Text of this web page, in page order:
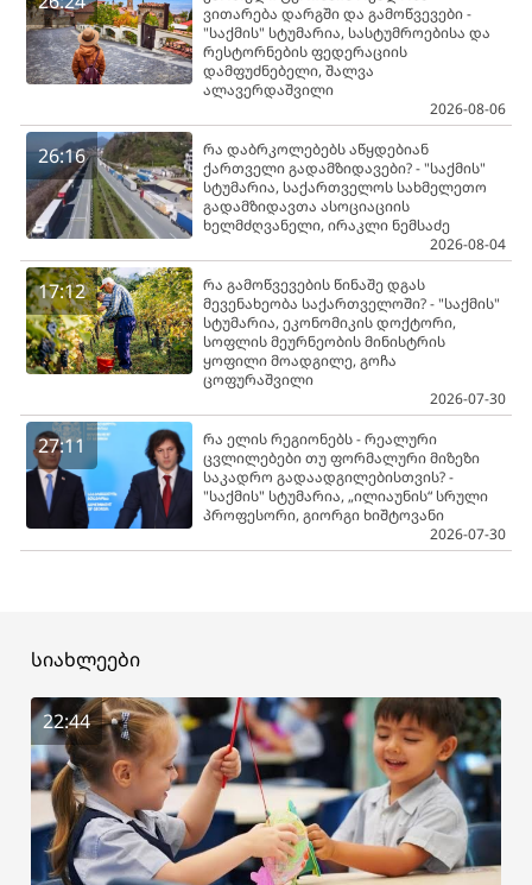
ვითარება დარგში და გამოწვევები -
"საქმის" სტუმარია, სასტუმროებისა და
რესტორნების ფედერაციის
დამფუძნებელი, შალვა
ალავერდაშვილი
2026-08-06
26:16
რა დაბრკოლებებს აწყდებიან
ქართველი გადამზიდავები? - "საქმის"
სტუმარია, საქართველოს სახმელეთო
გადამზიდავთა ასოციაციის
ხელმძღვანელი, ირაკლი ნემსაძე
2026-08-04
17:12
რა გამოწვევების წინაშე დგას
მევენახეობა საქართველოში? - "საქმის"
სტუმარია, ეკონომიკის დოქტორი,
სოფლის მეურნეობის მინისტრის
ყოფილი მოადგილე, გოჩა
ცოფურაშვილი
2026-07-30
27:11
რა ელის რეგიონებს - რეალური
ცვლილებები თუ ფორმალური მიზეზი
საკადრო გადაადგილებისთვის? -
"საქმის" სტუმარია, „ილიაუნის“ სრული
პროფესორი, გიორგი ხიშტოვანი
2026-07-30
სიახლეები
22:44